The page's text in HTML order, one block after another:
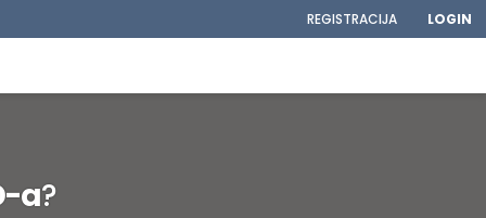
REGISTRACIJA LOGIN
a?